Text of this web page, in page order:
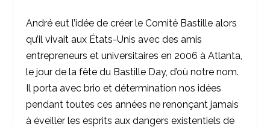
André eut l’idée de créer le Comité Bastille alors
qu’il vivait aux États-Unis avec des amis
entrepreneurs et universitaires en 2006 à Atlanta,
le jour de la fête du Bastille Day, d’où notre nom.
Il porta avec brio et détermination nos idées
pendant toutes ces années ne renonçant jamais
à éveiller les esprits aux dangers existentiels de